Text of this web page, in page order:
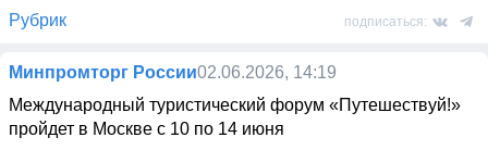
Рубрик подписаться:
Минпромторг России02.06.2026, 14:19
Международный туристический форум «Путешествуй!»
пройдет в Москве с 10 по 14 июня